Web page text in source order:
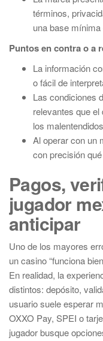
términos,
una base
Puntos en contra o a
La información
o fácil de
Las condiciones
relevantes que
los
Al operar con un
con precisión
Pagos,
jugador
anticipar
Uno de los mayores
un casino “funciona
En realidad, la
distintos: depósito,
usuario suele esperar
OXXO Pay, SPEI o
jugador busque